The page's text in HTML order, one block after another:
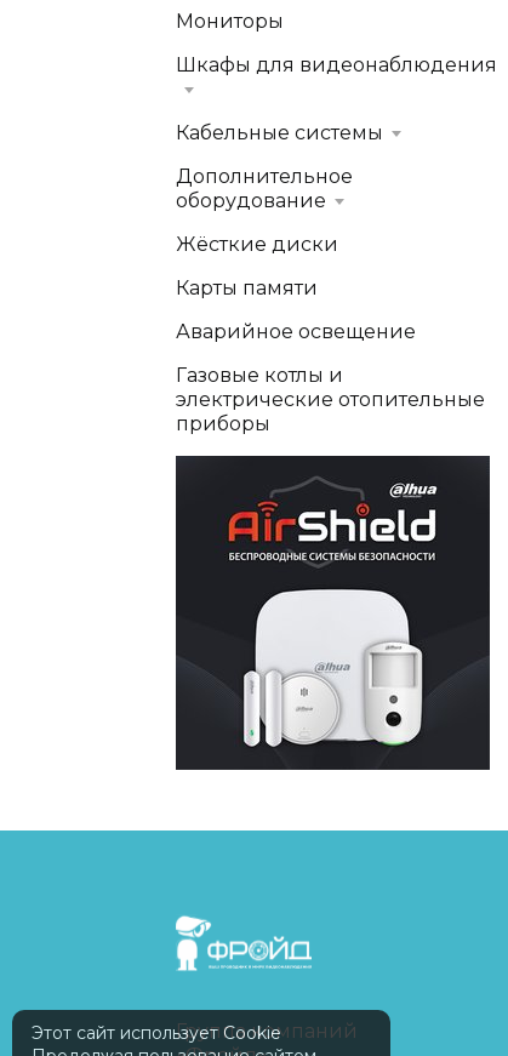
Мониторы
Шкафы для видеонаблюдения
Кабельные системы
Дополнительное
оборудование
Жёсткие диски
Карты памяти
Аварийное освещение
Газовые котлы и
электрические отопительные
приборы
FreudGroup
Группа компаний
Этот сайт использует Cookie